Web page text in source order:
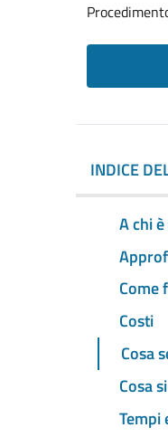
INDICE
A chi
Come
Costi
Cosa
Cosa
Tempi